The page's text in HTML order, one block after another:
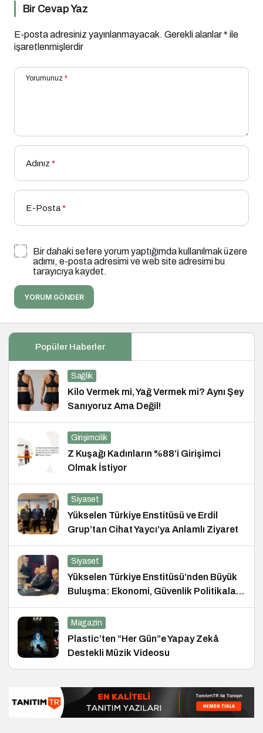
Bir Cevap Yaz
E-posta adresiniz yayınlanmayacak. Gerekli alanlar* ile
işaretlenmişlerdir
Yorumunuz *
Adınız *
E-Posta*
Bir dahaki sefere yorum yaptığımda kullanılmak üzere
adımı, e-posta adresimi ve web site adresimi bu
tarayıcıya kaydet.
YORUM GÖNDER
Popüler Haberler
Sağlık
Kilo Vermek mi, Yağ Vermek mi? Aynı Şey
Sanıyoruz Ama Değil!
Girişimcilik
Z Kuşağı Kadınların %88’i Girişimci
Olmak İstiyor
Siyaset
Yükselen Türkiye Enstitüsü ve Erdil
Grup’tan Cihat Yaycı’ya Anlamlı Ziyaret
Siyaset
Yükselen Türkiye Enstitüsü’nden Büyük
Buluşma: Ekonomi, Güvenlik Politikaları
ve Hukuk Konferansı
Magazin
Plastic’ten “Her Gün”e Yapay Zekâ
Destekli Müzik Videosu